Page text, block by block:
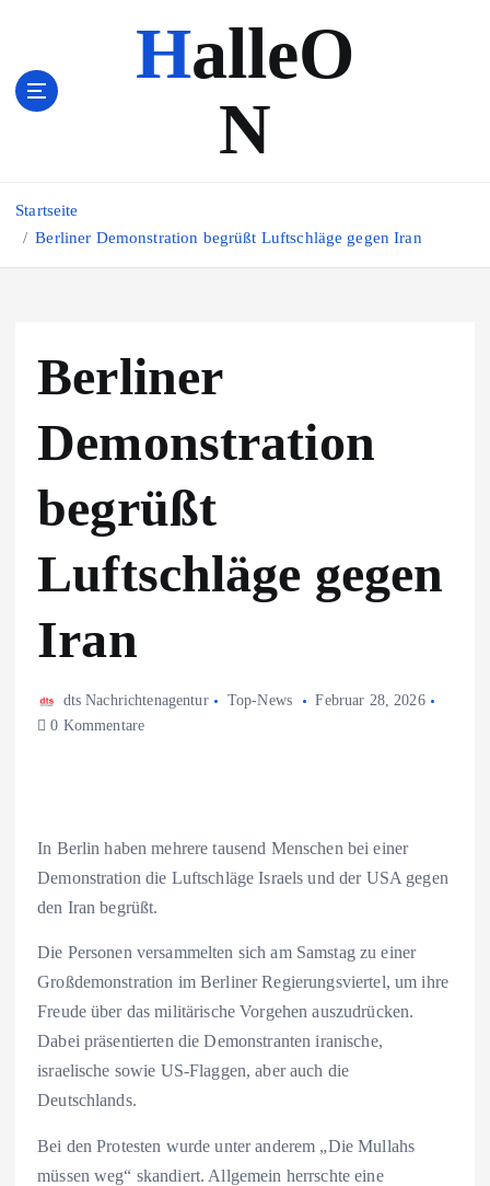
HalleO
N
Startseite
Berliner Demonstration begrüßt Luftschläge gegen Iran
Berliner
Demonstration
begrüßt
Luftschläge gegen
Iran
dts Nachrichtenagentur Top-News
Februar 28, 2026
0 Kommentare
In Berlin haben mehrere tausend Menschen bei einer
Demonstration die Luftschläge Israels und der USA gegen
den Iran begrüßt.
Die Personen versammelten sich am Samstag zu einer
Großdemonstration im Berliner Regierungsviertel, um ihre
Freude über das militärische Vorgehen auszudrücken.
Dabei präsentierten die Demonstranten iranische,
israelische sowie US-Flaggen, aber auch die
Deutschlands.
Bei den Protesten wurde unter anderem „Die Mullahs
müssen weg“ skandiert. Allgemein herrschte eine